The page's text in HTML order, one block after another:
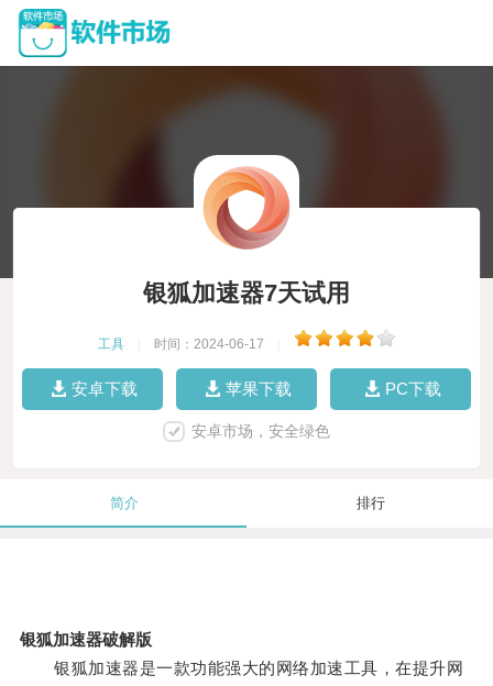
银狐加速器7天试用
工具 时间：2024-06-17
安卓下载 苹果下载 PC下载
安卓市场，安全绿色
简介 排行
银狐加速器破解版
银狐加速器是一款功能强大的网络加速工具，在提升网